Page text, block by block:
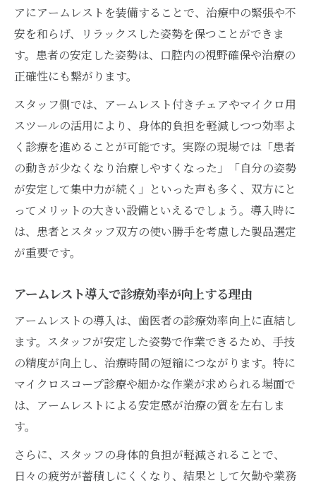
スタッフが語る歯科チェアのアームレスト
活用事例
患者とスタッフ双方の満足度を高めるアー
診療台におけるアームレストの実用的な効
歯医者で人気のあるアームレスト付きチェ
アの特徴
アにアームレストを装備することで、治療中の緊張や不
安を和らげ、リラックスした姿勢を保つことができま
す。患者の安定した姿勢は、口腔内の視野確保や治療の
正確性にも繋がります。
スタッフ側では、アームレスト付きチェアやマイクロ用
スツールの活用により、身体的負担を軽減しつつ効率よ
く診療を進めることが可能です。実際の現場では「患者
の動きが少なくなり治療しやすくなった」「自分の姿勢
が安定して集中力が続く」といった声も多く、双方にと
ってメリットの大きい設備といえるでしょう。導入時に
は、患者とスタッフ双方の使い勝手を考慮した製品選定
が重要です。
アームレスト導入で診療効率が向上する理由
アームレストの導入は、歯医者の診療効率向上に直結し
ます。スタッフが安定した姿勢で作業できるため、手技
の精度が向上し、治療時間の短縮につながります。特に
マイクロスコープ診療や細かな作業が求められる場面で
は、アームレストによる安定感が治療の質を左右しま
す。
さらに、スタッフの身体的負担が軽減されることで、
日々の疲労が蓄積しにくくなり、結果として欠勤や業務